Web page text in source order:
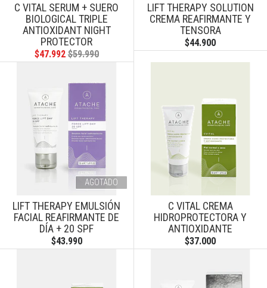
C VITAL SERUM + SUERO
BIOLOGICAL TRIPLE
ANTIOXIDANT NIGHT
PROTECTOR
$47.992 $59.990
LIFT THERAPY SOLUTION
CREMA REAFIRMANTE Y
TENSORA
$44.900
AGOTADO
LIFT THERAPY EMULSIÓN
FACIAL REAFIRMANTE DE
DÍA + 20 SPF
$43.990
C VITAL CREMA
HIDROPROTECTORA Y
ANTIOXIDANTE
$37.000